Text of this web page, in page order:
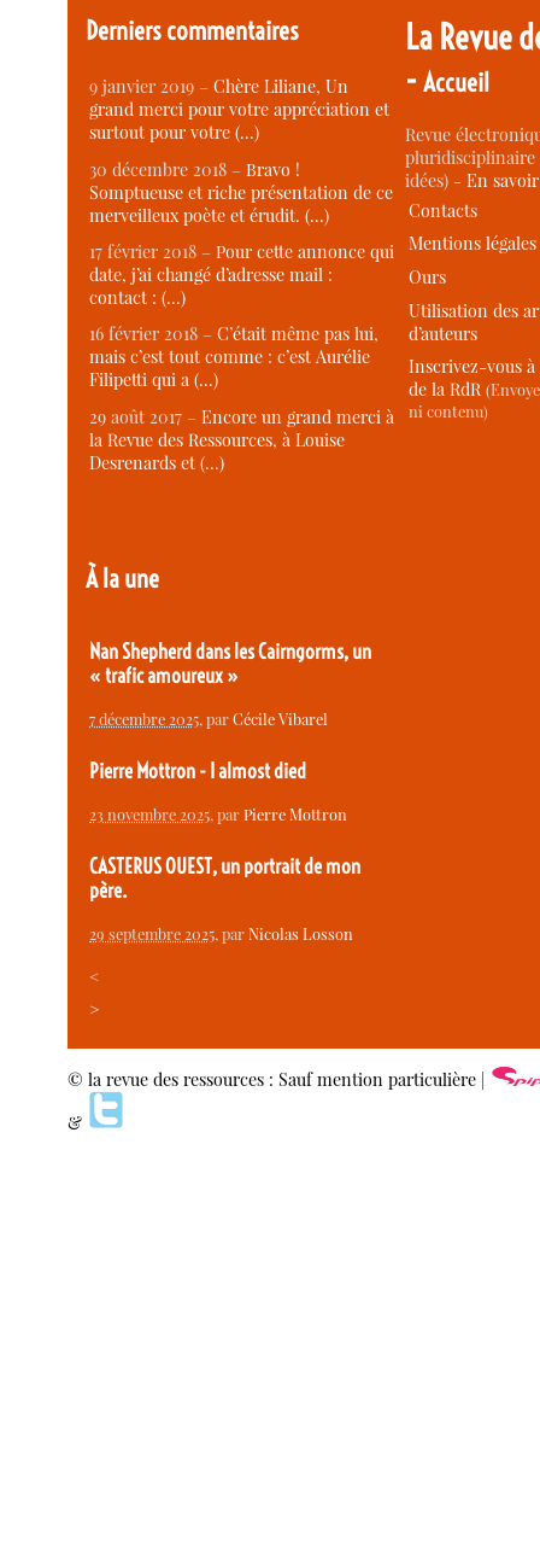
Derniers commentaires
9 janvier 2019 –Chère Liliane, Un
grand merci pour votre appréciation et
surtout pour votre (…)
30 décembre 2018 –Bravo !
Somptueuse et riche présentation de ce
merveilleux poète et érudit. (…)
17 février 2018 –Pour cette annonce qui
date, j’ai changé d’adresse mail :
contact : (…)
16 février 2018 –C’était même pas lui,
mais c’est tout comme : c’est Aurélie
Filipetti qui a (…)
29 août 2017 –Encore un grand merci à
la Revue des Ressources, à Louise
Desrenards et (…)
À la une
Nan Shepherd dans les Cairngorms, un
« trafic amoureux »
7 décembre 2025, parCécile Vibarel
Pierre Mottron - I almost died
23 novembre 2025, parPierre Mottron
CASTERUS OUEST, un portrait de mon
père.
29 septembre 2025, parNicolas Losson
<
>
La Revue
-Accueil
Revue
idées) -En
Contacts
Mentions légales
Ours
Utilisation des
d’auteurs
Inscrivez-vous
de la RdR
ni contenu)
© la revue des ressources : Sauf mention particulière |
&